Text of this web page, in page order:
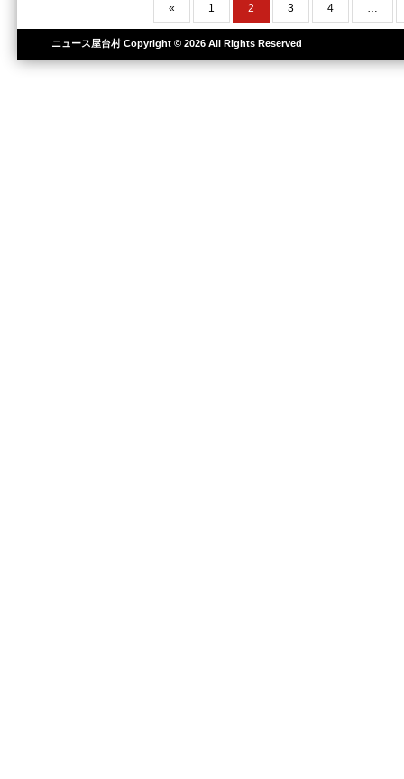
« 1 2 3 4
ニュース屋台村Copyright © 2026 All Rights Reserved